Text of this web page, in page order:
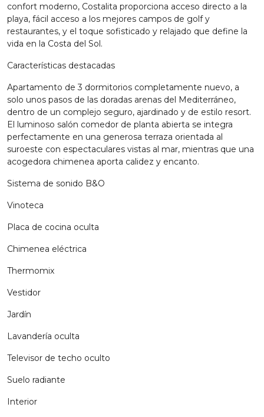
confort moderno, Costalita proporciona acceso directo a la
playa, fácil acceso a los mejores campos de golf y
restaurantes, y el toque sofisticado y relajado que define la
vida en la Costa del Sol.
Características destacadas
Apartamento de 3 dormitorios completamente nuevo, a
solo unos pasos de las doradas arenas del Mediterráneo,
dentro de un complejo seguro, ajardinado y de estilo resort.
El luminoso salón comedor de planta abierta se integra
perfectamente en una generosa terraza orientada al
suroeste con espectaculares vistas al mar, mientras que una
acogedora chimenea aporta calidez y encanto.
Sistema de sonido B&O
Vinoteca
Placa de cocina oculta
Chimenea eléctrica
Thermomix
Vestidor
Jardín
Lavandería oculta
Televisor de techo oculto
Suelo radiante
Interior